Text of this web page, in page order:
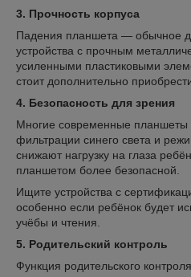
3. Прочность корпуса
Падения планшета — обычное
устройства с прочным
усиленными пластиковыми
стоит дополнительно
4. Безопасность для зрения
Многие современные
фильтрации синего света и
снижают нагрузку на глаза
планшетом более безопасной.
Ищите устройства с
особенно если ребёнок будет
учёбы и чтения.
5. Родительский контроль
Функция родительского